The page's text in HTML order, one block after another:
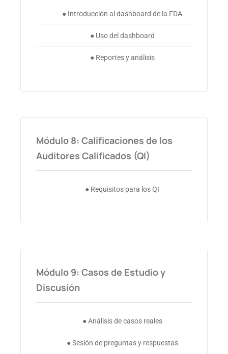
● Introducción al dashboard de la FDA
● Uso del dashboard
● Reportes y análisis
Módulo 8: Calificaciones de los
Auditores Calificados (QI)
● Requisitos para los QI
Módulo 9: Casos de Estudio y
Discusión
● Análisis de casos reales
● Sesión de preguntas y respuestas